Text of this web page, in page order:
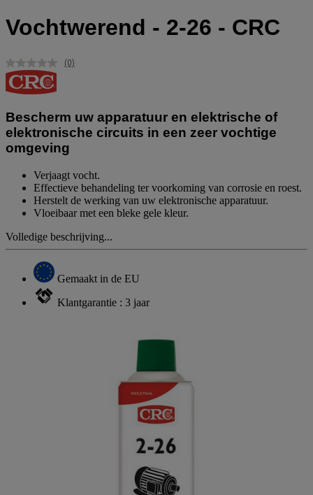
Vochtwerend - 2-26 - CRC
Geen
(0)
Bescherm uw apparatuur en elektrische of
elektronische circuits in een zeer vochtige
omgeving
Verjaagt vocht.
Effectieve behandeling ter voorkoming van corrosie en roest.
Herstelt de werking van uw elektronische apparatuur.
Vloeibaar met een bleke gele kleur.
Volledige beschrijving...
Gemaakt in de EU
Klantgarantie : 3 jaar